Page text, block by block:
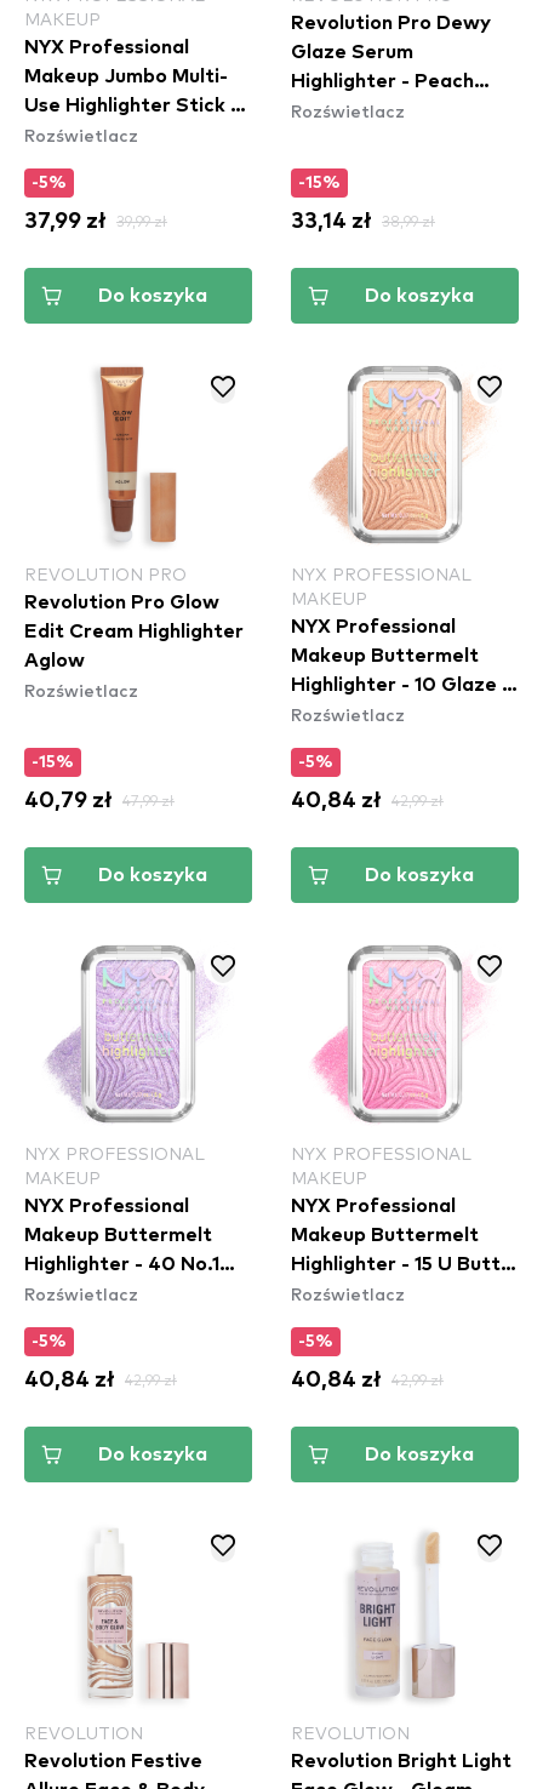
MAKEUP
NYX Professional
Makeup Jumbo Multi-
Use Highlighter Stick -
Lemon Merringue
(JHS03)
Rozświetlacz
-5%
37,99 zł 39,99 zł
Do koszyka
Revolution Pro Dewy
Glaze Serum
Highlighter - Peach
Glow
Rozświetlacz
-15%
33,14 zł 38,99 zł
Do koszyka
REVOLUTION PRO
Revolution Pro Glow
Edit Cream Highlighter
Aglow
Rozświetlacz
-15%
40,79 zł 47,99 zł
Do koszyka
NYX PROFESSIONAL
MAKEUP
NYX Professional
Makeup Buttermelt
Highlighter - 10 Glaze It
Butta
Rozświetlacz
-5%
40,84 zł 42,99 zł
Do koszyka
NYX PROFESSIONAL
MAKEUP
NYX Professional
Makeup Buttermelt
Highlighter - 40 No.1
Butta
Rozświetlacz
-5%
40,84 zł 42,99 zł
Do koszyka
NYX PROFESSIONAL
MAKEUP
NYX Professional
Makeup Buttermelt
Highlighter - 15 U Butta
Werk
Rozświetlacz
-5%
40,84 zł 42,99 zł
Do koszyka
REVOLUTION
Revolution Festive
REVOLUTION
Revolution Bright Light